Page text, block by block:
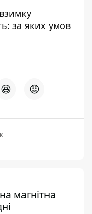
за яких умов
😆 😡
магнітна